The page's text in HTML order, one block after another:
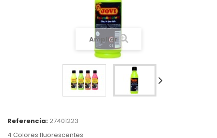
Ampliar
Referencia:27401223
4 Colores fluorescentes